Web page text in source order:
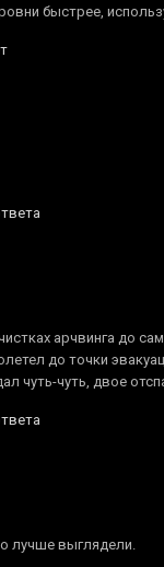
быстрее,
арчвинга до
до точки
чуть-чуть, двое
лучше выглядели.